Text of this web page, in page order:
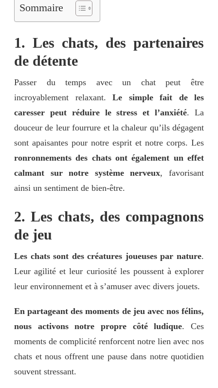
Sommaire
1. Les chats, des partenaires
de détente
Passer du temps avec un chat peut être
incroyablement relaxant. Le simple fait de les
caresser peut réduire le stress et l’anxiété. La
douceur de leur fourrure et la chaleur qu’ils dégagent
sont apaisantes pour notre esprit et notre corps. Les
ronronnements des chats ont également un effet
calmant sur notre système nerveux, favorisant
ainsi un sentiment de bien-être.
2. Les chats, des compagnons
de jeu
Les chats sont des créatures joueuses par nature.
Leur agilité et leur curiosité les poussent à explorer
leur environnement et à s’amuser avec divers jouets.
En partageant des moments de jeu avec nos félins,
nous activons notre propre côté ludique. Ces
moments de complicité renforcent notre lien avec nos
chats et nous offrent une pause dans notre quotidien
souvent stressant.